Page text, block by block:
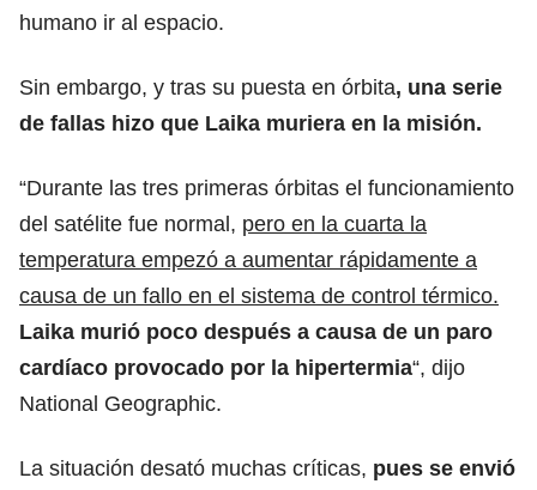
humano ir al espacio.
Sin embargo, y tras su puesta en órbita, una serie
de fallas hizo que Laika muriera en la misión.
“Durante las tres primeras órbitas el funcionamiento
del satélite fue normal, pero en la cuarta la
temperatura empezó a aumentar rápidamente a
causa de un fallo en el sistema de control térmico.
Laika murió poco después a causa de un paro
cardíaco provocado por la hipertermia“, dijo
National Geographic.
La situación desató muchas críticas, pues se envió